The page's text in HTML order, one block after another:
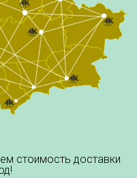
стоимость доставки